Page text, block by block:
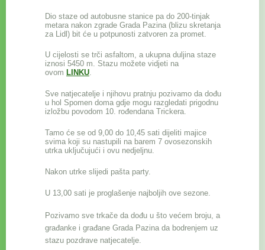
Dio staze od autobusne stanice pa do 200-tinjak
metara nakon zgrade Grada Pazina (blizu skretanja
za Lidl) bit će u potpunosti zatvoren za promet.
U cijelosti se trči asfaltom, a ukupna duljina staze
iznosi 5450 m. Stazu možete vidjeti na
ovom LINKU.
Sve natjecatelje i njihovu pratnju pozivamo da dođu
u hol Spomen doma gdje mogu razgledati prigodnu
izložbu povodom 10. rođendana Trickera.
Tamo će se od 9,00 do 10,45 sati dijeliti majice
svima koji su nastupili na barem 7 ovosezonskih
utrka uključujući i ovu nedjeljnu.
Nakon utrke slijedi pašta party.
U 13,00 sati je proglašenje najboljih ove sezone.
Pozivamo sve trkače da dođu u što većem broju, a
građanke i građane Grada Pazina da bodrenjem uz
stazu pozdrave natjecatelje.